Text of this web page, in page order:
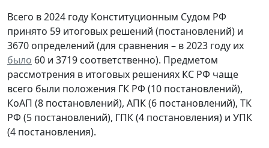
Всего в 2024 году Конституционным Судом РФ
принято 59 итоговых решений (постановлений) и
3670 определений (для сравнения – в 2023 году их
было 60 и 3719 соответственно). Предметом
рассмотрения в итоговых решениях КС РФ чаще
всего были положения ГК РФ (10 постановлений),
КоАП (8 постановлений), АПК (6 постановлений), ТК
РФ (5 постановлений), ГПК (4 постановления) и УПК
(4 постановления).